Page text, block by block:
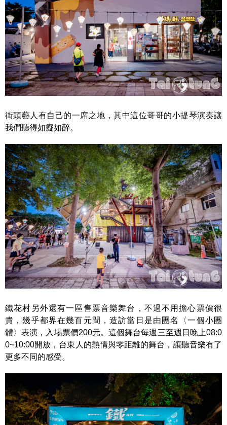
街頭藝人有自己的一席之地，其中這位哥哥的小提琴演奏讓
我們聽得如癡如醉。
鐵花村另外還有一區售票音樂舞台，不過不用擔心票價很
貴，幾乎都界在幾百元間，造訪當日是由團名〈一個小團
體〉表演，入場票價200元。這個舞台每週三至週日晚上08:0
0~10:00開放，台東人的熱情與零距離的舞台，讓聽音樂有了
更多不同的感受。